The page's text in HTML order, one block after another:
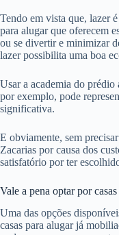
Tendo em vista que, lazer
para alugar que oferecem
ou se divertir e minimizar
lazer possibilita uma boa
Usar a academia do
por exemplo, pode
significativa.
E obviamente, sem
Zacarias por causa dos
satisfatório por ter
Vale a pena optar por
Uma das opções
casas para alugar já